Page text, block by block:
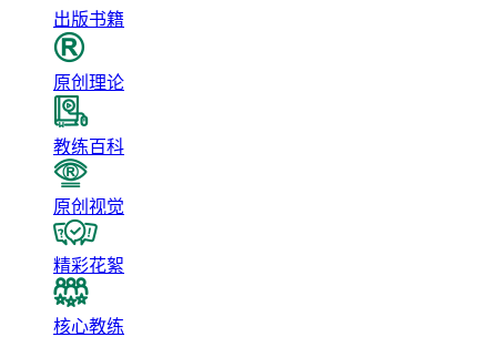
出版书籍
原创理论
教练百科
原创视觉
精彩花絮
核心教练